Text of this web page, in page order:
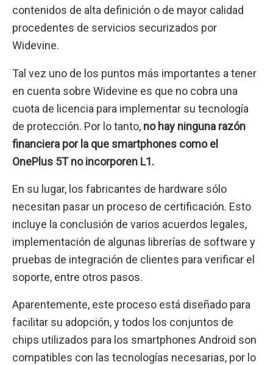
contenidos de alta definición o de mayor calidad
procedentes de servicios securizados por
Widevine.
Tal vez uno de los puntos más importantes a tener
en cuenta sobre Widevine es que no cobra una
cuota de licencia para implementar su tecnología
de protección. Por lo tanto, no hay ninguna razón
financiera por la que smartphones como el
OnePlus 5T no incorporen L1.
En su lugar, los fabricantes de hardware sólo
necesitan pasar un proceso de certificación. Esto
incluye la conclusión de varios acuerdos legales,
implementación de algunas librerías de software y
pruebas de integración de clientes para verificar el
soporte, entre otros pasos.
Aparentemente, este proceso está diseñado para
facilitar su adopción, y todos los conjuntos de
chips utilizados para los smartphones Android son
compatibles con las tecnologías necesarias, por lo